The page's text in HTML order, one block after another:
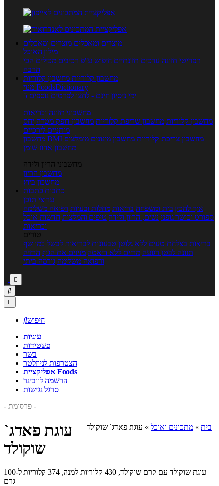
מוצרים ומאכלים מוצרים ומאכלים
מילון האוכל
תפריטי תזונה ערכים תזונתיים חיפוש ע"פ רכיבים מכילים הכי
הרבה
מחשבון קלוריות מחשבון קלוריות
מנוי FoodsDictionary
5 ימי ניסיון חינם - לחצו לפרטים נוספים
מחשבוני תזונה ובריאות
מחשבון קלוריות מחשבון שריפת קלוריות מחשבון דופק מטרה יחס
מותניים לירכיים
מחשבון BMI
מחשבון צריכת קלוריות מחשבון מינונים מומלצים
מחשבון אחוז שומן
מחשבוני הריון ולידה
מחשבון הריון
מחשבון ביוץ
כתבות כתבות
ערוצי תוכן
איך להכין בית ומשפחה בריאות מחלות ובעיות רפואה משלימה
ספורט וכושר גופני נשים, הריון ולידה טיפים והמלצות חדשות אוכל
ובריאות
טורים
בריאות בצלחת טעים ללא גלוטן טבעונות לבריאות לבשל כמו שף
תזונה לבטן רגועה מרזים ללא דיאטה מזיזים את הגוף הרזיה
ורפואה משלימה גורמה ביתי



חיפוש
עוגיות
פשטידות
בשר
הצטרפות לניוזלטר
אפליקציית Foods
הרשמה לוובינר
סרגל נגישות
- פרסומת -
בית » מתכונים ואוכל » עוגת פאדג` שוקולד
עוגת פאדג`
שוקולד
עוגת שוקולד עם קרם שוקולד, 430 קלוריות למנה, 374 קלוריות ל-100
גרם